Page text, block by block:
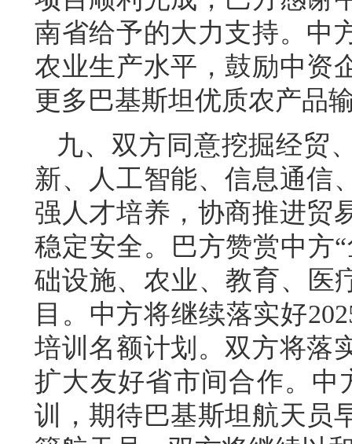
南省给予的大力支持。中
农业生产水平，鼓励中资
更多巴基斯坦优质农产品
九、双方同意挖掘经贸
新、人工智能、信息通信
强人才培养，协商推进贸
稳定安全。巴方赞赏中方
础设施、农业、教育、医
目。中方将继续落实好
培训名额计划。双方将落
扩大友好省市间合作。中
训，期待巴基斯坦航天员